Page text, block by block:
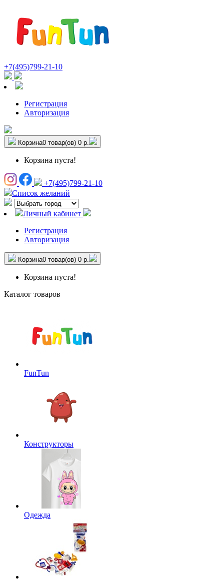
+7(495)799-21-10
Регистрация
Авторизация
Корзина0 товар(ов) 0 р.
Корзина пуста!
+7(495)799-21-10
Список желаний
Личный кабинет
Регистрация
Авторизация
Корзина0 товар(ов) 0 р.
Корзина пуста!
Каталог товаров
FunTun
Конструкторы
Одежда